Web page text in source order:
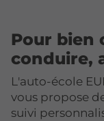
Pour bien
conduire,
L'auto-école
vous propose
suivi